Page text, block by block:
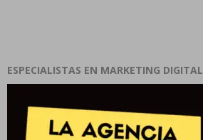
ESPECIALISTAS EN MARKETING DIGITAL